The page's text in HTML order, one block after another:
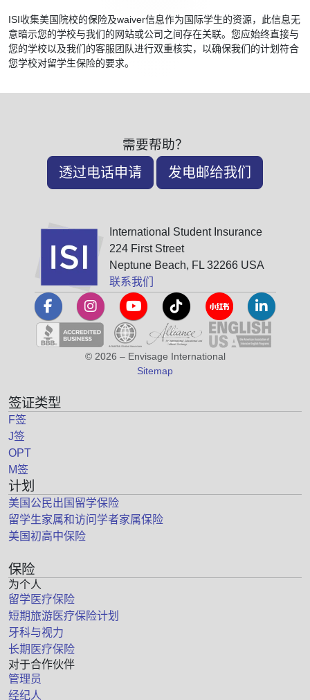
ISI收集美国院校的保险及waiver信息作为国际学生的资源，此信息无
意暗示您的学校与我们的网站或公司之间存在关联。您应始终直接与
您的学校以及我们的客服团队进行双重核实，以确保我们的计划符合
您学校对留学生保险的要求。
需要帮助？
透过电话申请 发电邮给我们
International Student Insurance
224 First Street
Neptune Beach, FL 32266 USA
联系我们
© 2026 – Envisage International
Sitemap
签证类型
F签
J签
OPT
M签
计划
美国公民出国留学保险
留学生家属和访问学者家属保险
美国初高中保险
保险
为个人
留学医疗保险
短期旅游医疗保险计划
牙科与视力
长期医疗保险
对于合作伙伴
管理员
经纪人